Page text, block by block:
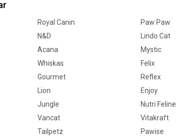
Royal Canin
Paw Paw
N&D
Lindo Cat
Acana
Mystic
Whiskas
Felix
Gourmet
Reflex
Lion
Enjoy
Jungle
Nutri Feline
Vancat
Vitakraft
Tailpetz
Pawise